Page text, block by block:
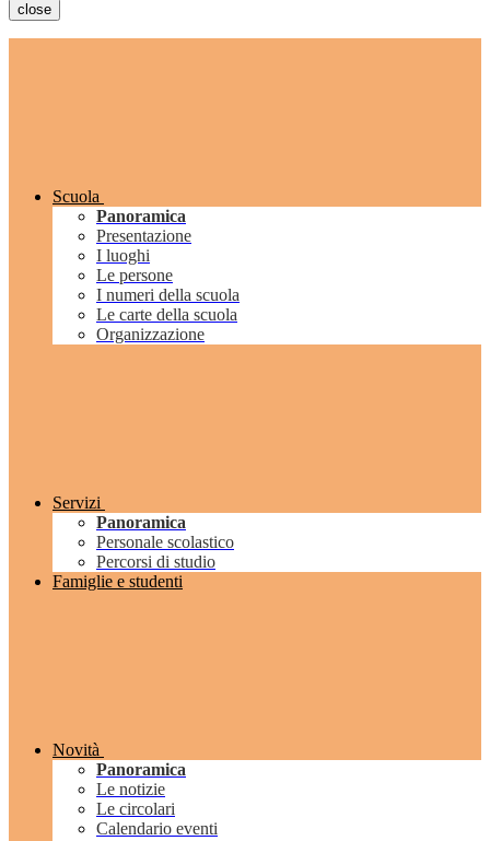
close
Scuola
Panoramica
Presentazione
I luoghi
Le persone
I numeri della scuola
Le carte della scuola
Organizzazione
Servizi
Panoramica
Personale scolastico
Percorsi di studio
Famiglie e studenti
Novità
Panoramica
Le notizie
Le circolari
Calendario eventi